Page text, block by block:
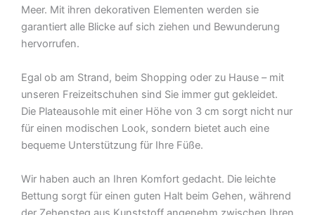
Meer. Mit ihren dekorativen Elementen werden sie
garantiert alle Blicke auf sich ziehen und Bewunderung
hervorrufen.
Egal ob am Strand, beim Shopping oder zu Hause – mit
unseren Freizeitschuhen sind Sie immer gut gekleidet.
Die Plateausohle mit einer Höhe von 3 cm sorgt nicht nur
für einen modischen Look, sondern bietet auch eine
bequeme Unterstützung für Ihre Füße.
Wir haben auch an Ihren Komfort gedacht. Die leichte
Bettung sorgt für einen guten Halt beim Gehen, während